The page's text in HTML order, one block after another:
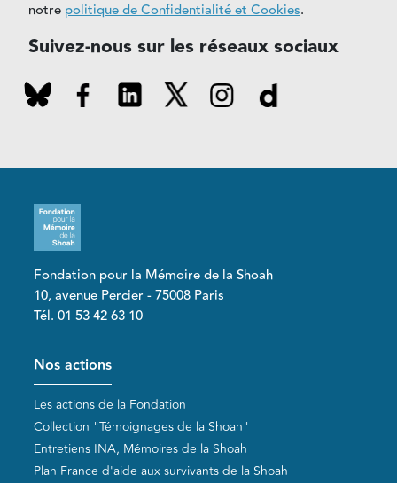
notre politique de Confidentialité et Cookies.
Suivez-nous sur les réseaux sociaux
Fondation pour la Mémoire de la Shoah
10, avenue Percier - 75008 Paris
Tél. 01 53 42 63 10
Pied de page
Nos actions
Les actions de la Fondation
Collection "Témoignages de la Shoah"
Entretiens INA, Mémoires de la Shoah
Plan France d'aide aux survivants de la Shoah